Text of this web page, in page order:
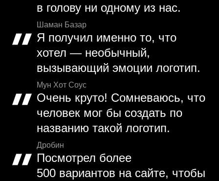
в голову ни одному из нас.
Шаман Базар
Я получил именно то, что
хотел — необычный,
вызывающий эмоции логотип.
Мун Хот Соус
Очень круто! Сомневаюсь, что
человек мог бы создать по
названию такой логотип.
Дробин
Посмотрел более
500 вариантов на сайте, чтобы